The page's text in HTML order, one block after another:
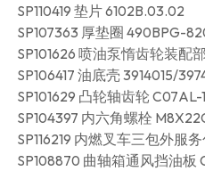
SP110419 垫片 6102B.03.02
SP107363 厚垫圈 490BPG-
SP101626 喷油泵惰齿轮装配
SP106417 油底壳 3914015/
SP101629 凸轮轴齿轮
SP104397 内六角螺栓
SP116219 内燃叉车三包外服
SP108870 曲轴箱通风挡油板